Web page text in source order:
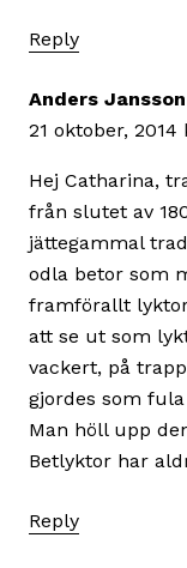
Reply
Anders Jansson
21 oktober, 2014
Hej Catharina,
från slutet av
jättegammal
odla betor som
framförallt
att se ut som
vackert, på
gjordes som
Man höll upp
Betlyktor har
Reply